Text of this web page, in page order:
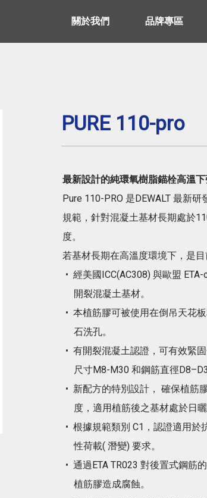
關於我們 品牌專區
PURE 110-pro
最新設計的純環氧樹脂錨栓高溫
Pure 110-PRO 是DEWALT 最新
規範，針對混凝土基材長期處於
度。
若基材長期在高溫度環境下，是
經美國ICC(AC308) 與歐盟
開裂混凝土基材。
本植筋膠可被使用在倒吊天花
石洗孔。
有開裂混凝土認證，可有效緊
尺寸M8-M30 和鋼筋直徑
新配方的特別設計， 確保植
度，適用植筋後之基材處於日曬
根據規範類別 C1，認證適用於
性荷載( 潛變) 要求。
通過ETA TR023 對後置式鋼筋
植筋膠造成腐蝕。